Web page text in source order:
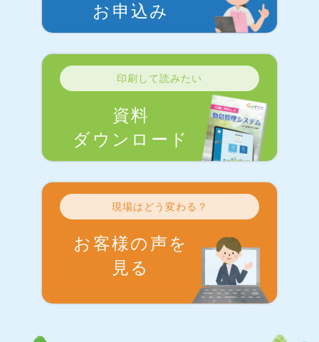
お申込み
印刷して読みたい
資料
ダウンロード
現場はどう変わる？
お客様の声を
見る